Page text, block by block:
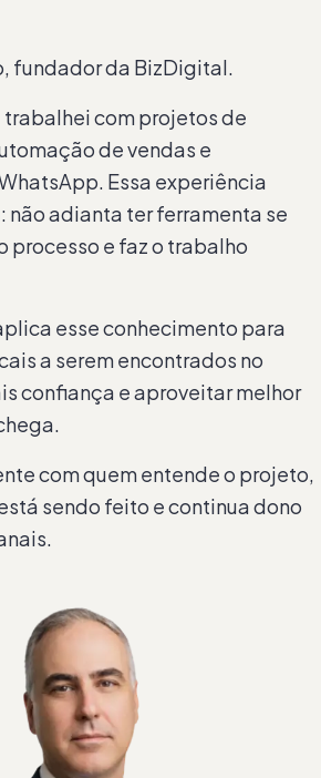
fundador da BizDigital.
trabalhei com projetos de
de vendas e
Essa experiência
não adianta ter ferramenta se
processo e faz o trabalho
esse conhecimento para
a serem encontrados no
confiança e aproveitar melhor
com quem entende o projeto,
sendo feito e continua dono